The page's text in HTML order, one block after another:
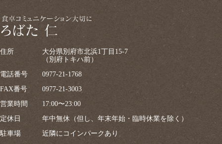
住所
大分県別府市北浜1丁目15-7
（別府トキハ前）
電話番号
0977-21-1768
FAX番号
0977-21-3003
営業時間
17:00〜23:00
定休日
年中無休（但し、年末年始・臨時休業を除く）
駐車場
近隣にコインパークあり